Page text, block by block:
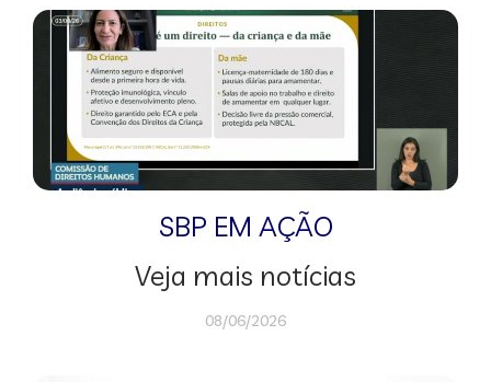
SBP EM AÇÃO
Veja mais notícias
08/06/2026